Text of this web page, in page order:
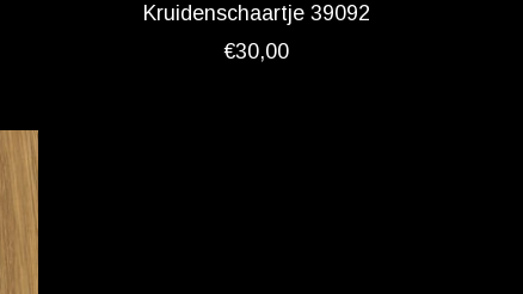
Kruidenschaartje 39092
€30,00